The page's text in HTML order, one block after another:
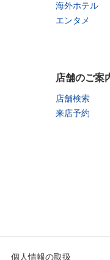
海外ホテル
エンタメ
店舗のご案
店舗検索
来店予約
個人情報の取扱